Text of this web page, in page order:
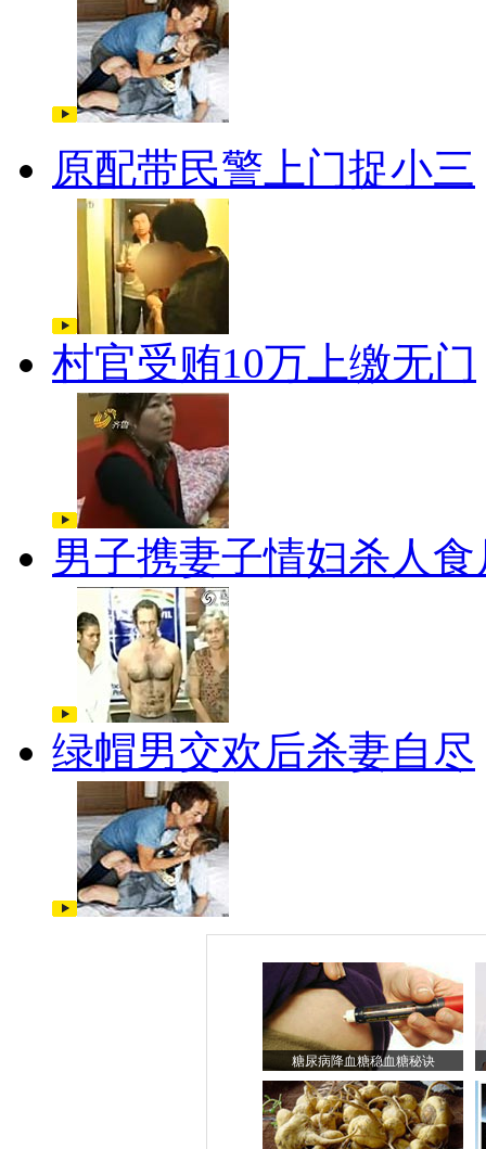
原配带民警上门捉小三
村官受贿10万上缴无门
男子携妻子情妇杀人食
绿帽男交欢后杀妻自尽
糖尿病降血糖稳血糖秘诀